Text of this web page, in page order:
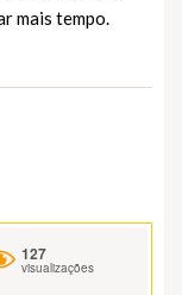
mais tempo.
127
visualizações